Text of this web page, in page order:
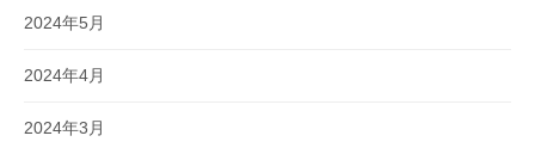
2024年5月
2024年4月
2024年3月